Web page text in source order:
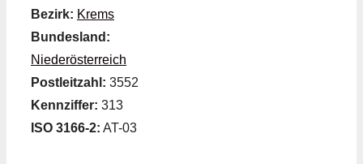
Bezirk: Krems
Bundesland:
Niederösterreich
Postleitzahl: 3552
Kennziffer: 313
ISO 3166-2: AT-03